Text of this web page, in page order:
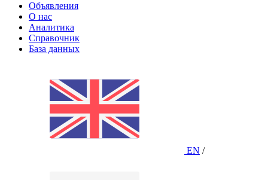
Объявления
О нас
Аналитика
Справочник
База данных
EN /